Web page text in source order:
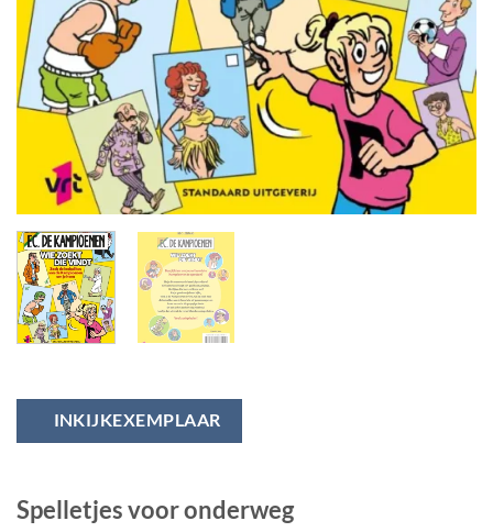
INKIJKEXEMPLAAR
Spelletjes voor onderweg